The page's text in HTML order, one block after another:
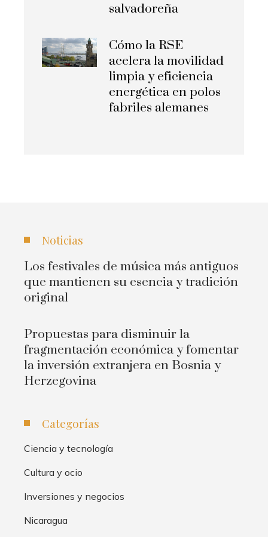
salvadoreña
Cómo la RSE
acelera la movilidad
limpia y eficiencia
energética en polos
fabriles alemanes
Noticias
Los festivales de música más antiguos
que mantienen su esencia y tradición
original
Propuestas para disminuir la
fragmentación económica y fomentar
la inversión extranjera en Bosnia y
Herzegovina
Categorías
Ciencia y tecnología
Cultura y ocio
Inversiones y negocios
Nicaragua